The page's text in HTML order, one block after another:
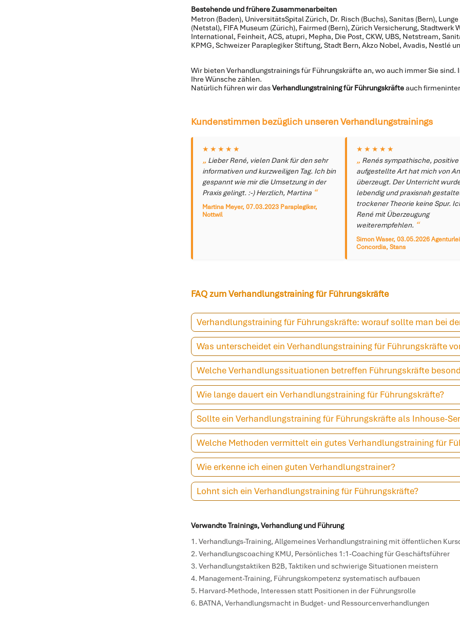
Bestehende und frühere Zusammenarbeiten
Metron (Baden), UniversitätsSpital Zürich, Dr. Risch (Buchs), Sanitas (Bern),
(Netstal), FIFA Museum (Zürich), Fairmed (Bern), Zürich Versicherung, Stadtwerk
International, Feinheit, ACS, atupri, Mepha, Die Post, CKW, UBS, Netstream,
KPMG, Schweizer Paraplegiker Stiftung, Stadt Bern, Akzo Nobel, Avadis, Nestlé
Wir bieten Verhandlungstrainings für Führungskräfte an, wo auch immer Sie
Ihre Wünsche zählen.
Natürlich führen wir dasVerhandlungstraining für Führungskräfteauch
Kundenstimmen bezüglich unseren Verhandlungstrainings
★★★★★
Lieber René, vielen Dank für den sehr
informativen und kurzweiligen Tag. Ich bin
gespannt wie mir die Umsetzung in der
Praxis gelingt. :-) Herzlich, Martina
Martina Meyer, 07.03.2023 Paraplegiker,
Nottwil
★★★★★
Renés sympathische, positive
aufgestellte Art hat mich von
überzeugt. Der Unterricht
lebendig und praxisnah
trockener Theorie keine Spur.
René mit Überzeugung
weiterempfehlen.
Simon Waser, 03.05.2026
Concordia, Stans
FAQ zum Verhandlungstraining für Führungskräfte
Verhandlungstraining für Führungskräfte: worauf sollte man bei
Was unterscheidet ein Verhandlungstraining für Führungskräfte
Welche Verhandlungssituationen betreffen Führungskräfte
Wie lange dauert ein Verhandlungstraining für Führungskräfte?
Sollte ein Verhandlungstraining für Führungskräfte als Inhouse-
Welche Methoden vermittelt ein gutes Verhandlungstraining für
Wie erkenne ich einen guten Verhandlungstrainer?
Lohnt sich ein Verhandlungstraining für Führungskräfte?
Verwandte Trainings, Verhandlung und Führung
Verhandlungs-Training, Allgemeines Verhandlungstraining mit öffentlichen
Verhandlungscoaching KMU, Persönliches 1:1-Coaching für Geschäftsführer
Verhandlungstaktiken B2B, Taktiken und schwierige Situationen meistern
Management-Training, Führungskompetenz systematisch aufbauen
Harvard-Methode, Interessen statt Positionen in der Führungsrolle
BATNA, Verhandlungsmacht in Budget- und Ressourcenverhandlungen